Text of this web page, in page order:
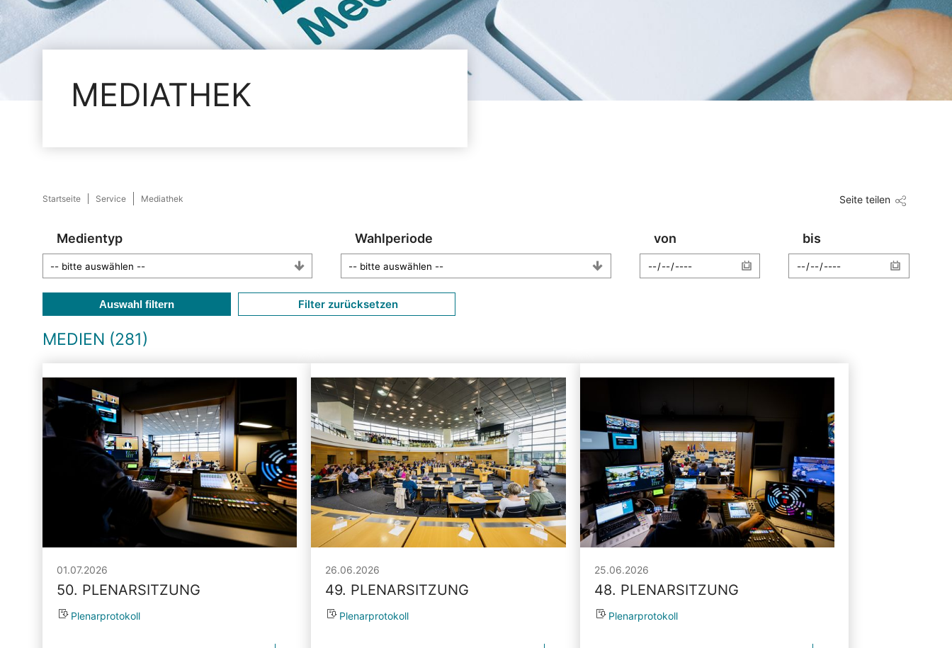
MEDIATHEK
Startseite Service Mediathek Seite teilen
Medientyp Wahlperiode von bis
Auswahl filtern Filter zurücksetzen
MEDIEN (281)
01.07.2026
50. PLENARSITZUNG
Plenarprotokoll
26.06.2026
49. PLENARSITZUNG
Plenarprotokoll
25.06.2026
48. PLENARSITZUNG
Plenarprotokoll